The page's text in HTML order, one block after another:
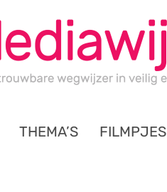
THEMA’S FILMPJES